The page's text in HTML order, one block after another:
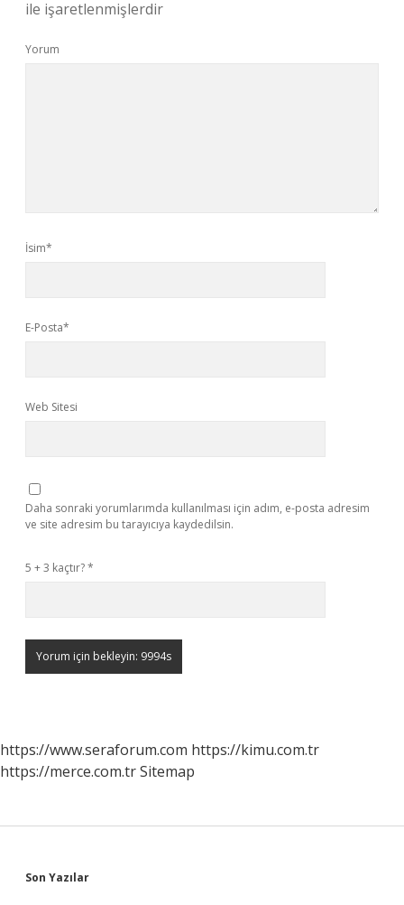
ile işaretlenmişlerdir
Yorum
İsim*
E-Posta*
Web Sitesi
Daha sonraki yorumlarımda kullanılması için adım, e-posta adresim
ve site adresim bu tarayıcıya kaydedilsin.
5 + 3 kaçtır?*
https://www.seraforum.com https://kimu.com.tr
https://merce.com.trSitemap
Sidebar
Son Yazılar